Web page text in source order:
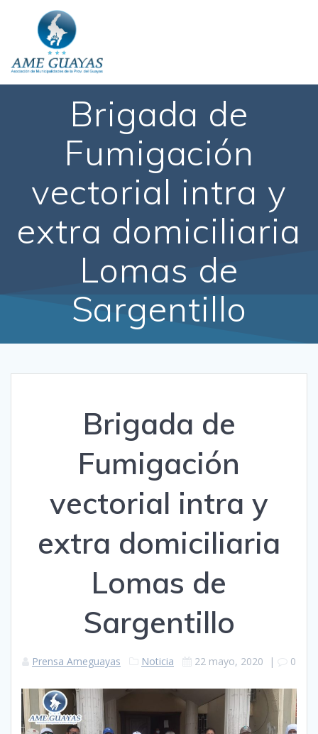
Brigada de
Fumigación
vectorial intra y
extra domiciliaria
Lomas de
Sargentillo
Brigada de
Fumigación
vectorial intra y
extra domiciliaria
Lomas de
Sargentillo
Prensa Ameguayas Noticia 22 mayo, 2020 | 0